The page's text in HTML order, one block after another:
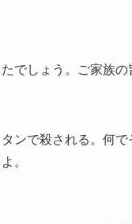
でしょう。ご家族の
ンで殺される。何で
。